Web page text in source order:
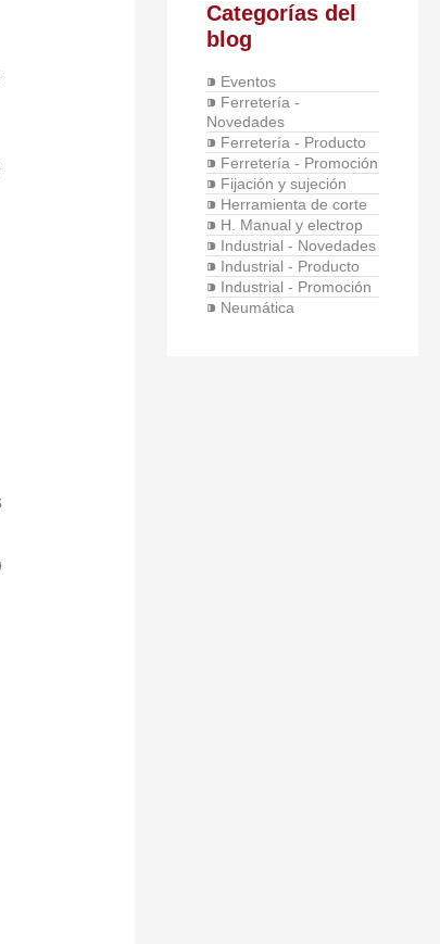
Categorías del
blog
⁍ Eventos
⁍ Ferretería -
Novedades
⁍ Ferretería - Producto
⁍ Ferretería - Promoción
⁍ Fijación y sujeción
⁍ Herramienta de corte
⁍ H. Manual y electrop
⁍ Industrial - Novedades
⁍ Industrial - Producto
⁍ Industrial - Promoción
⁍ Neumática